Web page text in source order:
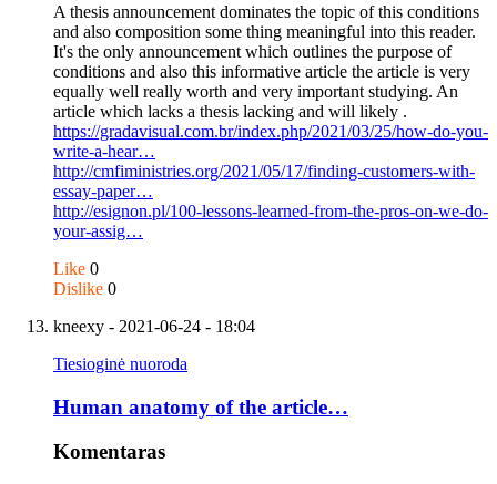
A thesis announcement dominates the topic of this conditions
and also composition some thing meaningful into this reader.
It's the only announcement which outlines the purpose of
conditions and also this informative article the article is very
equally well really worth and very important studying. An
article which lacks a thesis lacking and will likely .
https://gradavisual.com.br/index.php/2021/03/25/how-do-you-
write-a-hear…
http://cmfiministries.org/2021/05/17/finding-customers-with-
essay-paper…
http://esignon.pl/100-lessons-learned-from-the-pros-on-we-do-
your-assig…
Like 0
Dislike 0
kneexy - 2021-06-24 - 18:04
Tiesioginė nuoroda
Human anatomy of the article…
Komentaras